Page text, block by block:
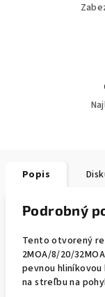
Popis
Podrobný
Tento otvorený
2MOA/8/20/
pevnou
na streľbu na